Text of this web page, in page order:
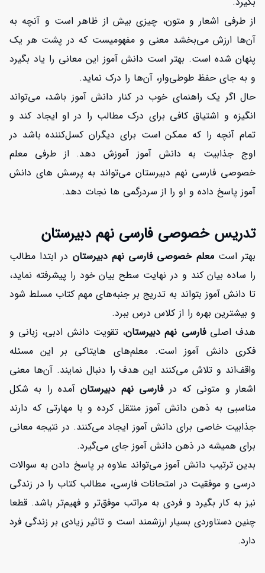
از طرفی اشعار و متون، چیزی بیش از ظاهر است و آنچه به
آن‌ها ارزش می‌بخشد معنی و مفهومیست که در پشت هر یک
پنهان شده است. بهتر است دانش آموز این معانی را یاد بگیرد
و به جای حفظ طوطی‌وار، آن‌ها را درک نماید.
حال اگر یک راهنمای خوب در کنار دانش آموز باشد، می‌تواند
انگیزه و اشتیاق کافی برای درک مطالب را در او ایجاد کند و
تمام آنچه را که ممکن است برای دیگران کسل‌کننده باشد در
اوج جذابیت به دانش آموز آموزش دهد. از طرفی معلم
خصوصی فارسی نهم دبیرستان می‌تواند به پرسش های دانش
آموز پاسخ داده و او را از سردرگمی ها نجات دهد.
تدریس خصوصی فارسی نهم دبیرستان
بهتر است معلم خصوصی فارسی نهم دبیرستان در ابتدا مطالب
را ساده بیان کند و در نهایت سطح بیان خود را پیشرفته نماید،
تا دانش آموز بتواند به تدریج بر جنبه‌های مهم کتاب مسلط شود
و بیشترین بهره را از کلاس درس ببرد.
هدف اصلیفارسی نهم دبیرستان، تقویت دانش ادبی، زبانی و
فکری دانش آموز است. معلم‌های هایتاکی بر این مسئله
واقف‌اند و تلاش می‌کنند این هدف را دنبال نمایند. آن‌ها معنی
اشعار و متونی که درفارسی نهم دبیرستانآمده را به شکل
مناسبی به ذهن دانش آموز منتقل کرده و با مهارتی که دارند
جذابیت خاصی برای دانش آموز ایجاد می‌کنند. در نتیجه معانی
برای همیشه در ذهن دانش آموز جای می‌گیرد.
بدین ترتیب دانش آموز می‌تواند علاوه بر پاسخ دادن به سوالات
درسی و موفقیت در امتحانات فارسی، مطالب کتاب را در زندگی
نیز به کار بگیرد و فردی به مراتب موفق‌تر و فهیم‌تر باشد. قطعا
چنین دستاوردی بسیار ارزشمند است و تاثیر زیادی بر زندگی فرد
دارد.
افزایش اعتبار